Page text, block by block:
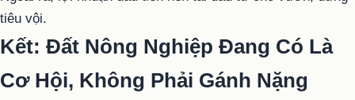
tiêu vội.
Kết: Đất Nông Nghiệp Đang Có Là
Cơ Hội, Không Phải Gánh Nặng